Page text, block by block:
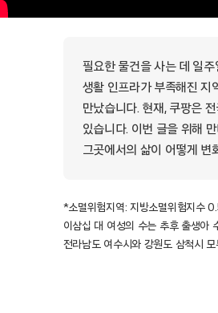
필요한 물건을 사는 데 일
생활 인프라가 부족해진 지
만났습니다. 현재, 쿠팡은
있습니다. 이번 글을 위해
그곳에서의 삶이 어떻게 변
*소멸위험지역: 지방소멸위험지수
이삼십 대 여성의 수는 추후 출생아
전라남도 여수시와 강원도 삼척시